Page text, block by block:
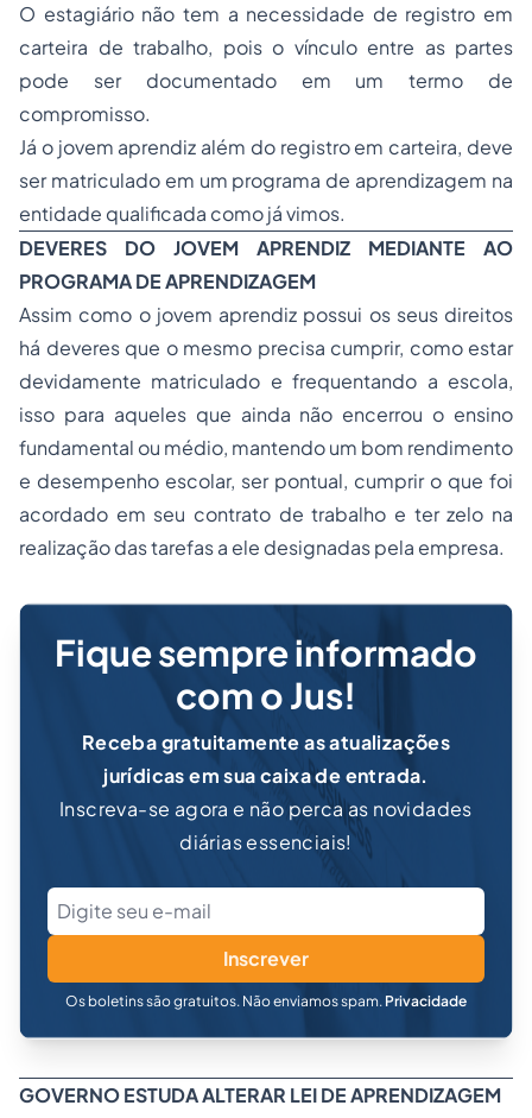
O estagiário não tem a necessidade de registro em
carteira de trabalho, pois o vínculo entre as partes
pode ser documentado em um termo de
compromisso.
Já o jovem aprendiz além do registro em carteira, deve
ser matriculado em um programa de aprendizagem na
entidade qualificada como já vimos.
DEVERES DO JOVEM APRENDIZ MEDIANTE AO
PROGRAMA DE APRENDIZAGEM
Assim como o jovem aprendiz possui os seus direitos
há deveres que o mesmo precisa cumprir, como estar
devidamente matriculado e frequentando a escola,
isso para aqueles que ainda não encerrou o ensino
fundamental ou médio, mantendo um bom rendimento
e desempenho escolar, ser pontual, cumprir o que foi
acordado em seu contrato de trabalho e ter zelo na
realização das tarefas a ele designadas pela empresa.
Fique sempre informado
com o Jus!
Receba gratuitamente as atualizações
jurídicas em sua caixa de entrada.
Inscreva-se agora e não perca as novidades
diárias essenciais!
Inscrever
Os boletins são gratuitos. Não enviamos spam. Privacidade
GOVERNO ESTUDA ALTERAR LEI DE APRENDIZAGEM